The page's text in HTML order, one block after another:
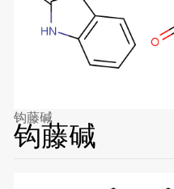
钩藤碱
钩藤碱